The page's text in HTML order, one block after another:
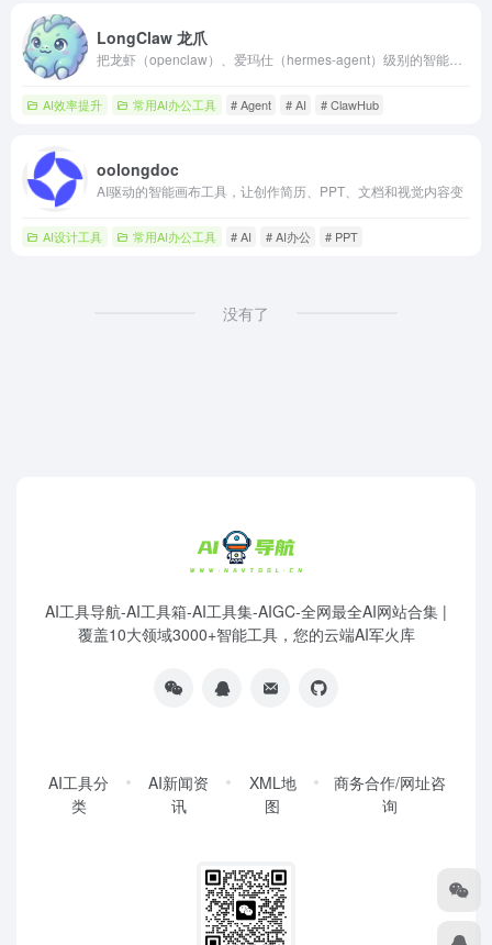
LongClaw 龙爪
AI效率提升 常用AI办公工具 # Agent # AI # ClawHub
oolongdoc
AI驱动的智能画布工具，让创作简历、PPT、文档和视觉内容变
AI设计工具 常用AI办公工具 # AI # AI办公 # PPT
没有了
AI工具导航-AI工具箱-AI工具集-AIGC-全网最全AI网站合集 |
覆盖10大领域3000+智能工具，您的云端AI军火库
AI工具分
类
AI新闻资
讯
XML地
图
商务合作/网址咨
询